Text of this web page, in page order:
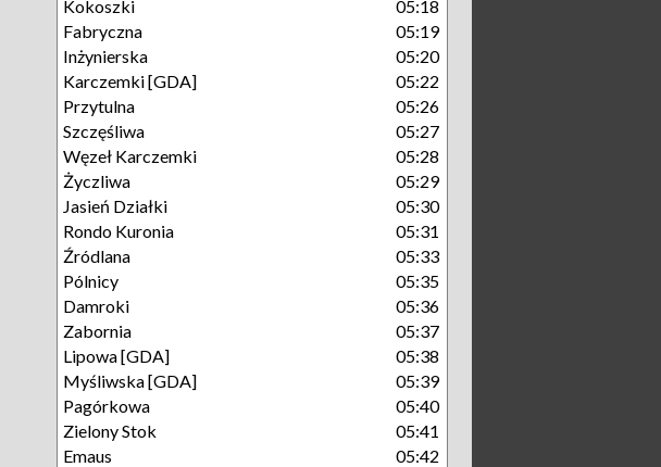
Kokoszki
05:18
Fabryczna
05:19
Inżynierska
05:20
Karczemki [GDA]
05:22
Przytulna
05:26
Szczęśliwa
05:27
Węzeł Karczemki
05:28
Życzliwa
05:29
Jasień Działki
05:30
Rondo Kuronia
05:31
Źródlana
05:33
Pólnicy
05:35
Damroki
05:36
Zabornia
05:37
Lipowa [GDA]
05:38
Myśliwska [GDA]
05:39
Pagórkowa
05:40
Zielony Stok
05:41
Emaus
05:42